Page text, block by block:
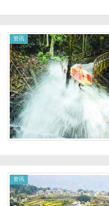
资讯
资讯